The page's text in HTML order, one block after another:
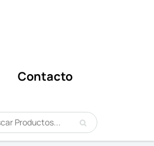
Contacto